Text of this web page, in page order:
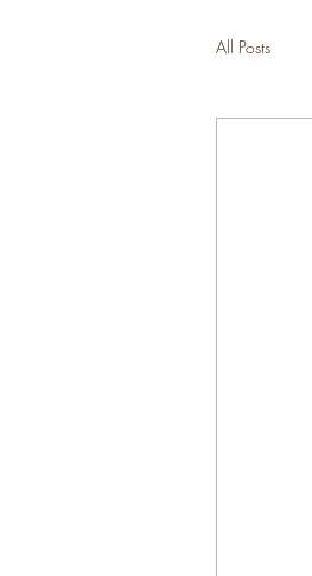
All Posts